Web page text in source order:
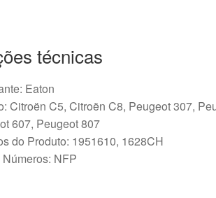
técnicas
Eaton
Citroën C5, Citroën C8, Peugeot 307,
607, Peugeot 807
do Produto: 1951610, 1628CH
NFP